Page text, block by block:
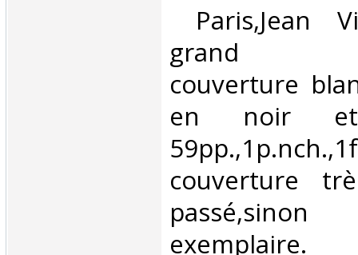
Paris,Jean
grand in-
couverture
en noir
couverture
exemplaire.‎